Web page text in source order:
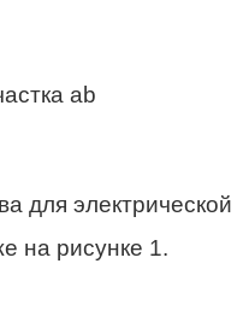
ab
для электрической
на рисунке 1.